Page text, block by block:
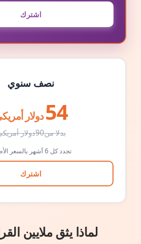
اشترك
نصف سنوي
54 دولار
بدلا من90دولار
تجدد كل 6 أشهر بالسعر الأصلي
اشترك
لماذا يثق ملايين